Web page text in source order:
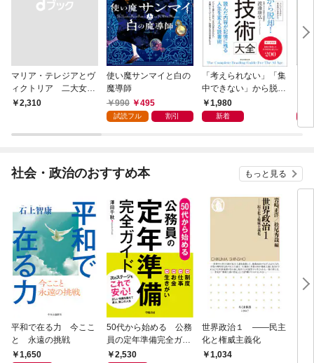
マリア・テレジアとヴ
ィクトリア 二大女帝
の国家運営手腕
￥2,310
使い魔サンマイと白の
魔導師
990
495
試読フル 割引
「考えられない」「集
中できない」から脱
却！ AI時代の読む技
術大全
1,980
新着
社会・政治のおすすめ本 もっと見る
平和で在る力 今ここ
と 永遠の挑戦
1,650
50代から始める 公務
員の定年準備完全ガイ
ド2,530
世界政治１ ――民主
化と権威主義化
1,034